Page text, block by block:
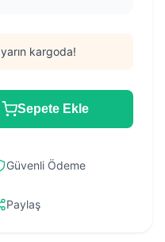
yarın kargoda!
Sepete Ekle
Güvenli Ödeme
Paylaş